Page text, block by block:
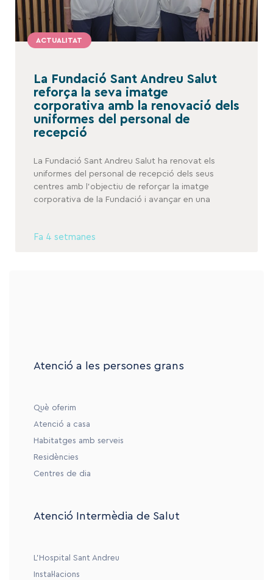
ACTUALITAT
La Fundació Sant Andreu Salut
reforça la seva imatge
corporativa amb la renovació dels
uniformes del personal de
recepció
La Fundació Sant Andreu Salut ha renovat els
uniformes del personal de recepció dels seus
centres amb l’objectiu de reforçar la imatge
corporativa de la Fundació i avançar en una
Fa 4 setmanes
Atenció a les persones grans
Què oferim
Atenció a casa
Habitatges amb serveis
Residències
Centres de dia
Atenció Intermèdia de Salut
L’Hospital Sant Andreu
Instal·lacions